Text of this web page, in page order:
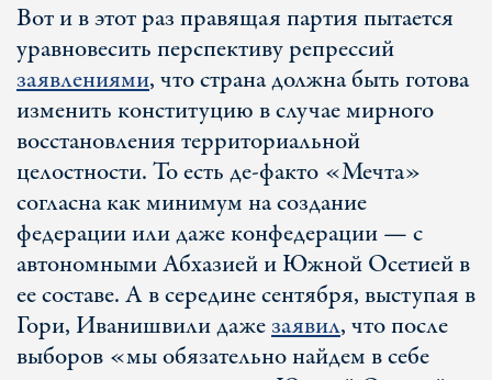
Вот и в этот раз правящая партия пытается
уравновесить перспективу репрессий
заявлениями, что страна должна быть готова
изменить конституцию в случае мирного
восстановления территориальной
целостности. То есть де-факто «Мечта»
согласна как минимум на создание
федерации или даже конфедерации — с
автономными Абхазией и Южной Осетией в
ее составе. А в середине сентября, выступая в
Гори, Иванишвили дажезаявил, что после
выборов «мы обязательно найдем в себе